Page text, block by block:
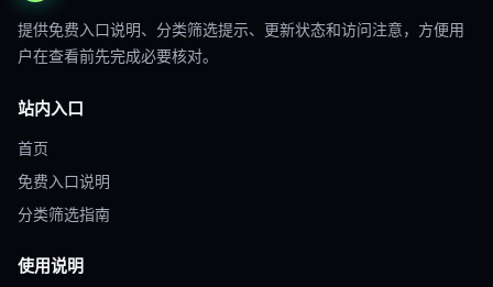
提供免费入口说明、分类筛选提示、更新状态和访问注意，方便用
户在查看前先完成必要核对。
站内入口
首页
免费入口说明
分类筛选指南
使用说明